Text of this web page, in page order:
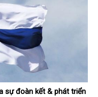
sự đoàn kết & phát triển